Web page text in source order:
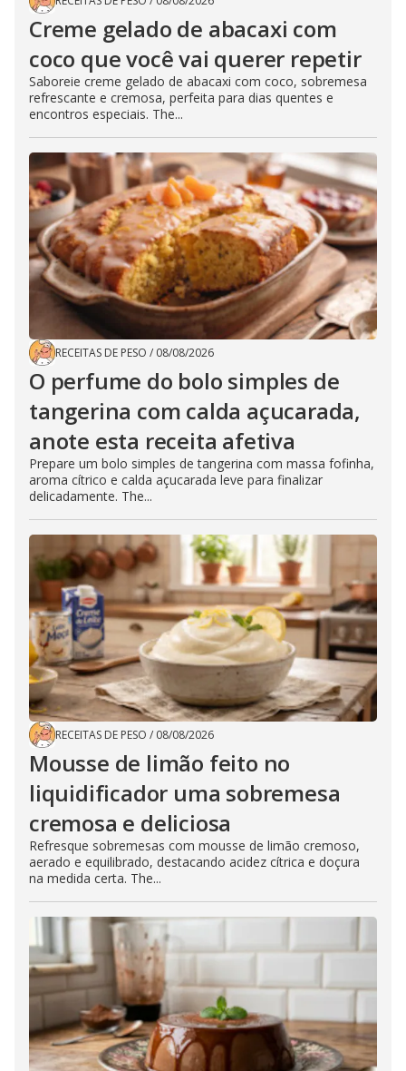
Creme gelado de abacaxi com
coco que você vai querer repetir
Saboreie creme gelado de abacaxi com coco, sobremesa
refrescante e cremosa, perfeita para dias quentes e
encontros especiais. The...
RECEITAS DE PESO / 08/08/2026
O perfume do bolo simples de
tangerina com calda açucarada,
anote esta receita afetiva
Prepare um bolo simples de tangerina com massa fofinha,
aroma cítrico e calda açucarada leve para finalizar
delicadamente. The...
RECEITAS DE PESO / 08/08/2026
Mousse de limão feito no
liquidificador uma sobremesa
cremosa e deliciosa
Refresque sobremesas com mousse de limão cremoso,
aerado e equilibrado, destacando acidez cítrica e doçura
na medida certa. The...